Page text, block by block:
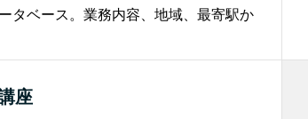
タベース。業務内容、地域、最寄駅か
座